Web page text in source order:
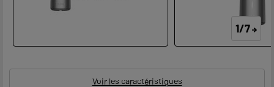
1/7
Voir les caractéristiques